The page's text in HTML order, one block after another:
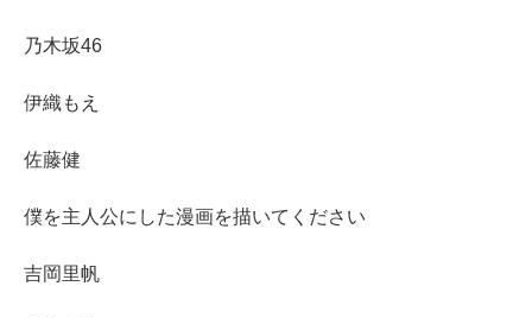
乃木坂46
伊織もえ
佐藤健
僕を主人公にした漫画を描いてください
吉岡里帆